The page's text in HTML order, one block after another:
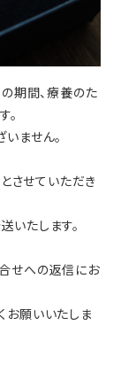
期間、療養のた
。
ません。
させていただき
いたします。
せへの返信にお
お願いいたしま